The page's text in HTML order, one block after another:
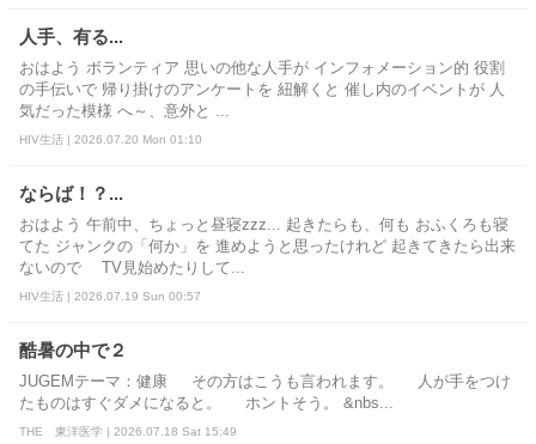
人手、有る...
おはよう ボランティア 思いの他な人手が インフォメーション的 役割
の手伝いで 帰り掛けのアンケートを 紐解くと 催し内のイベントが 人
気だった模様 へ～、意外と ...
HIV生活 | 2026.07.20 Mon 01:10
ならば！？...
おはよう 午前中、ちょっと昼寝zzz... 起きたらも、何も おふくろも寝
てた ジャンクの「何か」を 進めようと思ったけれど 起きてきたら出来
ないので TV見始めたりして...
HIV生活 | 2026.07.19 Sun 00:57
酷暑の中で２
JUGEMテーマ：健康 その方はこうも言われます。 人が手をつけ
たものはすぐダメになると。 ホントそう。 &nbs...
THE 東洋医学 | 2026.07.18 Sat 15:49